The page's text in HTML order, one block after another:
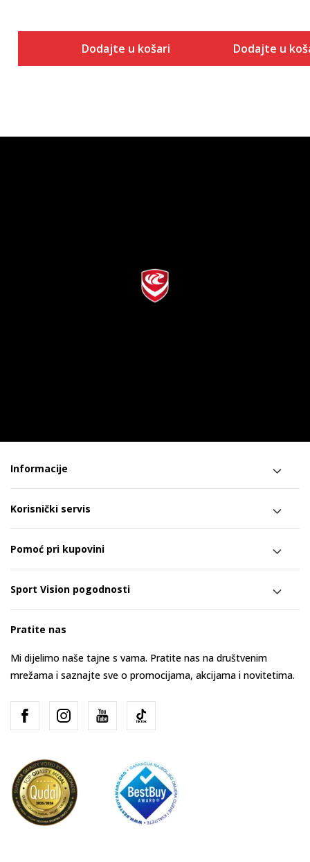
Dodajte u košaricu Dodajte u
Informacije
Korisnički servis
Pomoć pri kupovini
Sport Vision pogodnosti
Pratite nas
Mi dijelimo naše tajne s vama. Pratite nas na društvenim
mrežama i saznajte sve o promocijama, akcijama i novitetima.